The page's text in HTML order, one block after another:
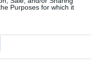
Purposes for which it
Црното Море:
евакуиран, бродот